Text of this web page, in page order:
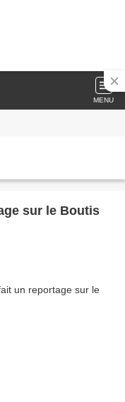
MENU
sur le Boutis